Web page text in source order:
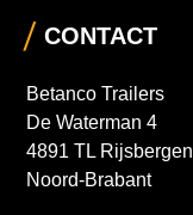
CONTACT
Betanco Trailers
De Waterman 4
4891 TL Rijsbergen
Noord-Brabant